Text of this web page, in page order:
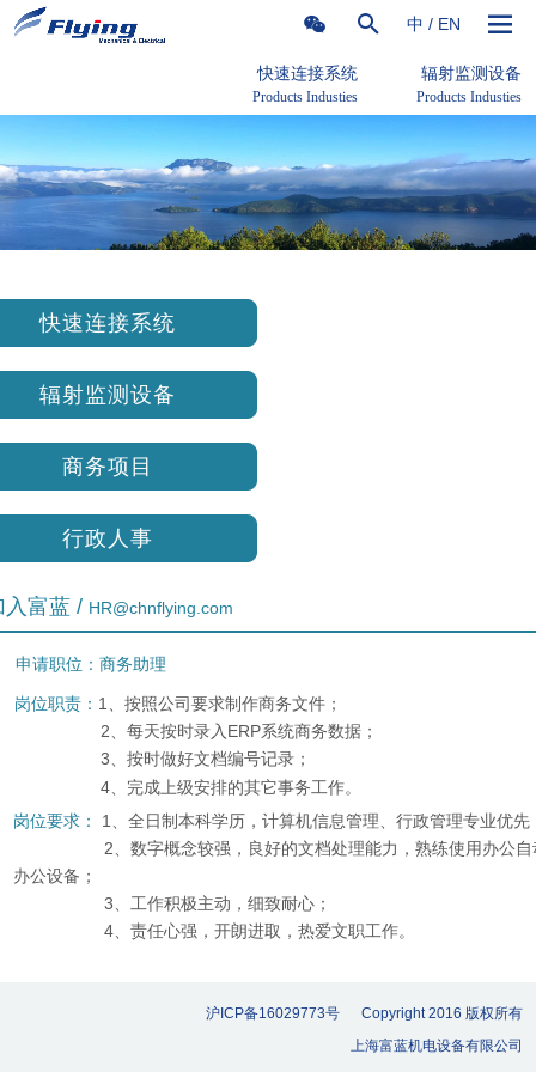
中 / EN
快速连接系统
Products Industies
辐射监测设备
Products Industies
沪ICP备16029773号 Copyright 2016 版权所有
上海富蓝机电设备有限公司
快速连接系统
辐射监测设备
商务项目
行政人事
入富蓝 / HR@chnflying.com
请职位：商务助理
岗位职责： 1、按照公司要求制作商务文件；
2、每天按时录入ERP系统商务数据；
3、按时做好文档编号记录；
4、完成上级安排的其它事务工作。
岗位要求： 1、全日制本科学历，计算机信息管理、行政管理专业优
2、数字概念较强，良好的文档处理能力，熟练使用办公自
办公设备；
3、工作积极主动，细致耐心；
4、责任心强，开朗进取，热爱文职工作。